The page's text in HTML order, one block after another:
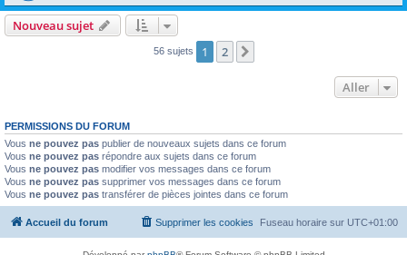
Nouveau sujet
56 sujets 1 2
Aller
PERMISSIONS DU FORUM
Vous ne pouvez pas publier de nouveaux sujets dans ce forum
Vous ne pouvez pas répondre aux sujets dans ce forum
Vous ne pouvez pas modifier vos messages dans ce forum
Vous ne pouvez pas supprimer vos messages dans ce forum
Vous ne pouvez pas transférer de pièces jointes dans ce forum
Accueil du forum Fuseau horaire sur UTC+01:00
Supprimer les cookies